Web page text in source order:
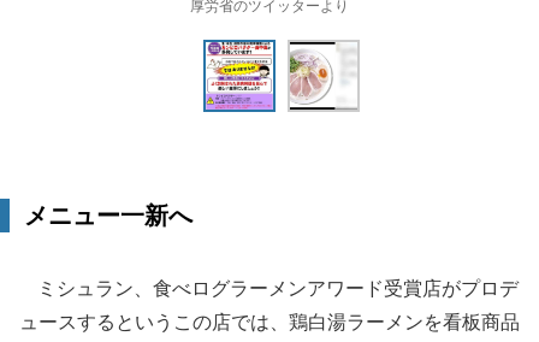
厚労省のツイッターより
メニュー一新へ
ミシュラン、食べログラーメンアワード受賞店がプロデ
ュースするというこの店では、鶏白湯ラーメンを看板商品